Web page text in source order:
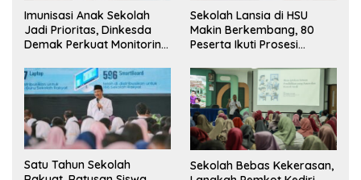
Imunisasi Anak Sekolah
Jadi Prioritas, Dinkesda
Demak Perkuat Monitoring
Sekolah Lansia di HSU
Makin Berkembang, 80
Peserta Ikuti Prosesi
Satu Tahun Sekolah
Sekolah Bebas Kekerasan,